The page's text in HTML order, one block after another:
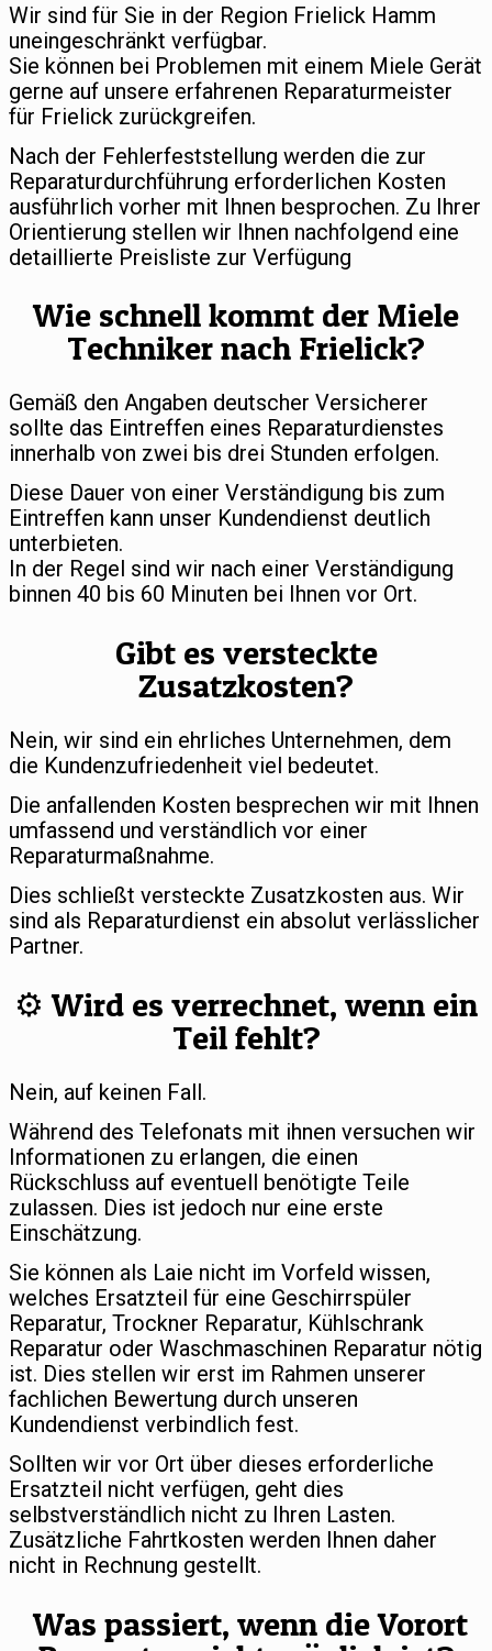
Wir sind für Sie in der Region Frielick Hamm
uneingeschränkt verfügbar.
Sie können bei Problemen mit einem Miele Gerät
gerne auf unsere erfahrenen Reparaturmeister
für Frielick zurückgreifen.
Nach der Fehlerfeststellung werden die zur
Reparaturdurchführung erforderlichen Kosten
ausführlich vorher mit Ihnen besprochen. Zu Ihrer
Orientierung stellen wir Ihnen nachfolgend eine
detaillierte Preisliste zur Verfügung
Wie schnell kommt der Miele
Techniker nach Frielick?
Gemäß den Angaben deutscher Versicherer
sollte das Eintreffen eines Reparaturdienstes
innerhalb von zwei bis drei Stunden erfolgen.
Diese Dauer von einer Verständigung bis zum
Eintreffen kann unser Kundendienst deutlich
unterbieten.
In der Regel sind wir nach einer Verständigung
binnen 40 bis 60 Minuten bei Ihnen vor Ort.
Gibt es versteckte
Zusatzkosten?
Nein, wir sind ein ehrliches Unternehmen, dem
die Kundenzufriedenheit viel bedeutet.
Die anfallenden Kosten besprechen wir mit Ihnen
umfassend und verständlich vor einer
Reparaturmaßnahme.
Dies schließt versteckte Zusatzkosten aus. Wir
sind als Reparaturdienst ein absolut verlässlicher
Partner.
⚙️ Wird es verrechnet, wenn ein
Teil fehlt?
Nein, auf keinen Fall.
Während des Telefonats mit ihnen versuchen wir
Informationen zu erlangen, die einen
Rückschluss auf eventuell benötigte Teile
zulassen. Dies ist jedoch nur eine erste
Einschätzung.
Sie können als Laie nicht im Vorfeld wissen,
welches Ersatzteil für eine Geschirrspüler
Reparatur, Trockner Reparatur, Kühlschrank
Reparatur oder Waschmaschinen Reparatur nötig
ist. Dies stellen wir erst im Rahmen unserer
fachlichen Bewertung durch unseren
Kundendienst verbindlich fest.
Sollten wir vor Ort über dieses erforderliche
Ersatzteil nicht verfügen, geht dies
selbstverständlich nicht zu Ihren Lasten.
Zusätzliche Fahrtkosten werden Ihnen daher
nicht in Rechnung gestellt.
Was passiert, wenn die Vorort